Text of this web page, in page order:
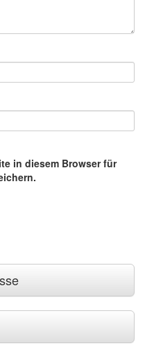
in diesem Browser für